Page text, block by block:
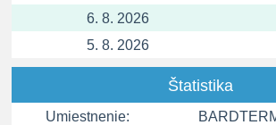
6. 8. 2026
5. 8. 2026
Štatistika
Umiestnenie: